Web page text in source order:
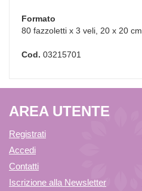
Formato
80 fazzoletti x 3 veli, 20 x 20 cm.
Cod. 03215701
AREA UTENTE
Registrati
Accedi
Contatti
Iscrizione alla Newsletter